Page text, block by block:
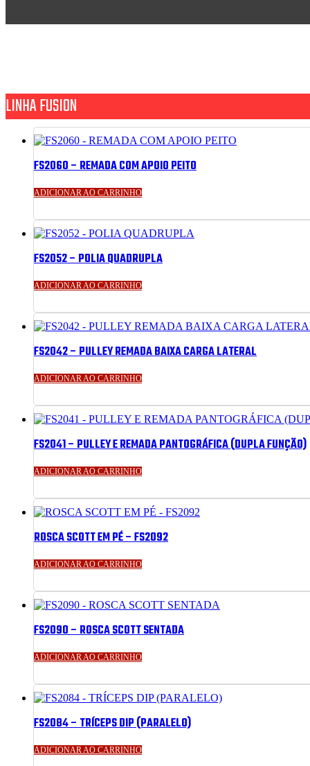
LINHA FUSION
FS2060 – REMADA COM APOIO PEITO
ADICIONAR AO CARRINHO
FS2052 – POLIA QUADRUPLA
ADICIONAR AO CARRINHO
FS2042 – PULLEY REMADA BAIXA CARGA LATERAL
ADICIONAR AO CARRINHO
FS2041 – PULLEY E REMADA PANTOGRÁFICA (DUPLA FUNÇÃO)
ADICIONAR AO CARRINHO
ROSCA SCOTT EM PÉ – FS2092
ADICIONAR AO CARRINHO
FS2090 – ROSCA SCOTT SENTADA
ADICIONAR AO CARRINHO
FS2084 – TRÍCEPS DIP (PARALELO)
ADICIONAR AO CARRINHO